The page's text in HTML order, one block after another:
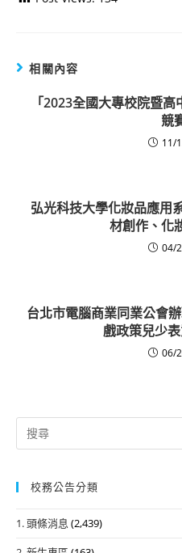
相關內容
「2023全國大專校院暨
競
11/
弘光科技大學化妝品應用
材創作、化
04/
台北市電腦商業同業公會
戲政策兒少表
06/
Search
for:
校務公告分類
1. 頭條消息 (2,439)